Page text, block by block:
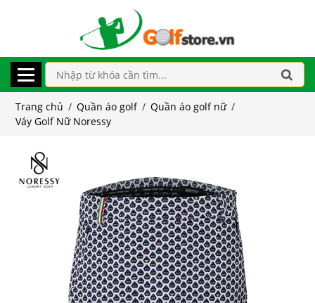
Trang chủ / Quần áo golf / Quần áo golf nữ /
Váy Golf Nữ Noressy